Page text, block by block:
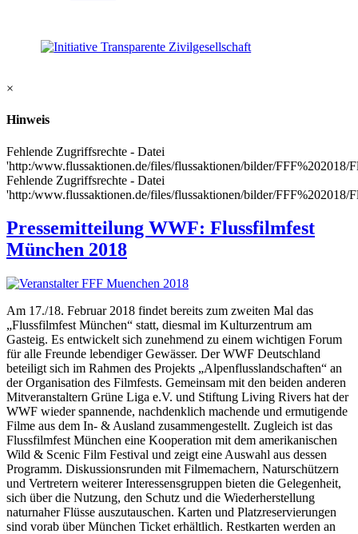
×
Hinweis
Fehlende Zugriffsrechte - Datei
'http:/www.flussaktionen.de/files/flussaktionen/bilder/FFF%202018/
Fehlende Zugriffsrechte - Datei
'http:/www.flussaktionen.de/files/flussaktionen/bilder/FFF%202018/
Pressemitteilung WWF: Flussfilmfest
München 2018
Am 17./18. Februar 2018 findet bereits zum zweiten Mal das
„Flussfilmfest München“ statt, diesmal im Kulturzentrum am
Gasteig. Es entwickelt sich zunehmend zu einem wichtigen Forum
für alle Freunde lebendiger Gewässer. Der WWF Deutschland
beteiligt sich im Rahmen des Projekts „Alpenflusslandschaften“ an
der Organisation des Filmfests. Gemeinsam mit den beiden anderen
Mitveranstaltern Grüne Liga e.V. und Stiftung Living Rivers hat der
WWF wieder spannende, nachdenklich machende und ermutigende
Filme aus dem In- & Ausland zusammengestellt. Zugleich ist das
Flussfilmfest München eine Kooperation mit dem amerikanischen
Wild & Scenic Film Festival und zeigt eine Auswahl aus dessen
Programm. Diskussionsrunden mit Filmemachern, Naturschützern
und Vertretern weiterer Interessensgruppen bieten die Gelegenheit,
sich über die Nutzung, den Schutz und die Wiederherstellung
naturnaher Flüsse auszutauschen. Karten und Platzreservierungen
sind vorab über München Ticket erhältlich. Restkarten werden an